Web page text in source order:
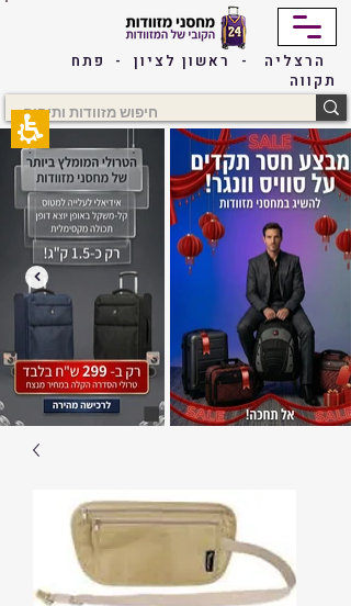
The
page,
click
to
move
the
main
Content
הרצליה - ראשון לציון - פתח
תקווה